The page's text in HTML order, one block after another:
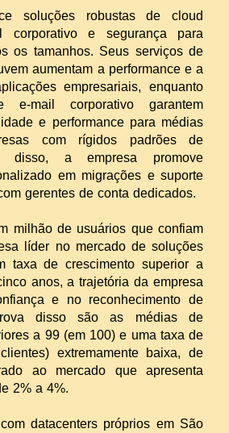
soluções robustas de cloud
corporativo e segurança para
os tamanhos. Seus serviços de
aumentam a performance e a
empresariais, enquanto
mail corporativo garantem
e performance para médias
com rígidos padrões de
disso, a empresa promove
em migrações e suporte
gerentes de conta dedicados.
milhão de usuários que confiam
líder no mercado de soluções
taxa de crescimento superior a
anos, a trajetória da empresa
e no reconhecimento de
disso são as médias de
a 99 (em 100) e uma taxa de
extremamente baixa, de
ao mercado que apresenta
2% a 4%.
datacenters próprios em São